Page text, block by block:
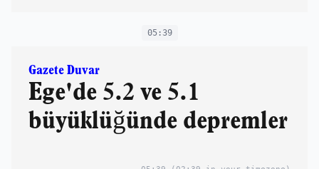
05:39
Gazete Duvar
Ege'de 5.2 ve 5.1
büyüklüğünde depremler